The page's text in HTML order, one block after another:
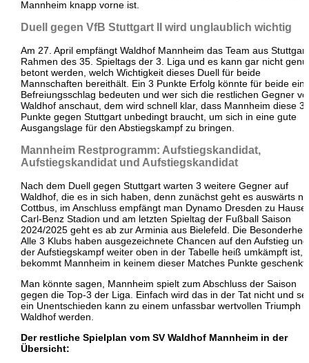
Mannheim knapp vorne ist.
Duell gegen VfB Stuttgart II wird unglaublich wichtig
Am 27. April empfängt Waldhof Mannheim das Team aus
Rahmen des 35. Spieltags der 3. Liga und es kann gar nicht
betont werden, welch Wichtigkeit dieses Duell für beide
Mannschaften bereithält. Ein 3 Punkte Erfolg könnte für beide
Befreiungsschlag bedeuten und wer sich die restlichen Gegner
Waldhof anschaut, dem wird schnell klar, dass Mannheim diese 3
Punkte gegen Stuttgart unbedingt braucht, um sich in eine gute
Ausgangslage für den Abstiegskampf zu bringen.
Mannheim Restprogramm: Aufstiegskandidat,
Aufstiegskandidat und Aufstiegskandidat
Nach dem Duell gegen Stuttgart warten 3 weitere Gegner auf
Waldhof, die es in sich haben, denn zunächst geht es auswärts
Cottbus, im Anschluss empfängt man Dynamo Dresden zu Hause
Carl-Benz Stadion und am letzten Spieltag der Fußball Saison
2024/2025 geht es ab zur Arminia aus Bielefeld. Die
Alle 3 Klubs haben ausgezeichnete Chancen auf den Aufstieg
der Aufstiegskampf weiter oben in der Tabelle heiß umkämpft ist,
bekommt Mannheim in keinem dieser Matches Punkte geschenkt.
Man könnte sagen, Mannheim spielt zum Abschluss der Saison
gegen die Top-3 der Liga. Einfach wird das in der Tat nicht und
ein Unentschieden kann zu einem unfassbar wertvollen Triumph
Waldhof werden.
Der restliche Spielplan vom SV Waldhof Mannheim in der
Übersicht: